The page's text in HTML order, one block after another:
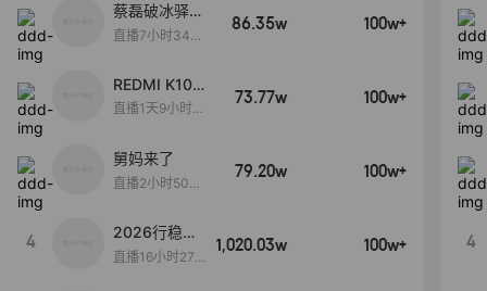
蔡磊破冰驿站
直播间好物分
直播7小时34分
86.35w 100w+
REDMI K100
Pro系列新品
启！
直播1天9小时2
73.77w 100w+
舅妈来了
直播2小时50分
79.20w 100w+
4
2026行稳致
远
直播16小时27
1,020.03w 100w+ 4